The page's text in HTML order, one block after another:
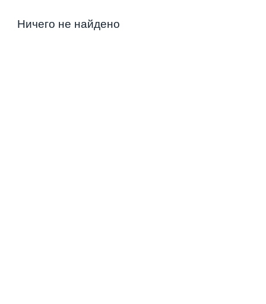
Ничего не найдено